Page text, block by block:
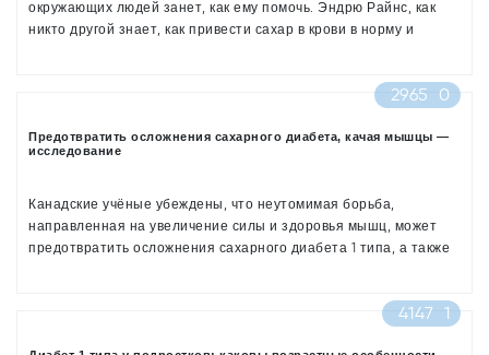
окружающих людей занет, как ему помочь. Эндрю Райнс, как
никто другой знает, как привести сахар в крови в норму и
У Эндрю Райнса диабет 1 типа. Райнс отмечает, что несмотря
сих пор не знают, что предпринять в случае, если диабетику
стало плохо.
2965 0
Предотвратить осложнения сахарного диабета, качая мышцы —
исследование
Канадские учёные убеждены, что неутомимая борьба,
направленная на увеличение силы и здоровья мышц, может
предотвратить осложнения сахарного диабета 1 типа, а также
заболевания, однако оно часто остаётся проигнорированным
4147 1